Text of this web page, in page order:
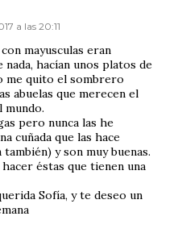
a las 20:11
mayusculas eran
nada, hacían unos platos de
me quito el sombrero
abuelas que merecen el
mundo.
pero nunca las he
cuñada que las hace
y son muy buenas.
éstas que tienen una
Sofía, y te deseo un